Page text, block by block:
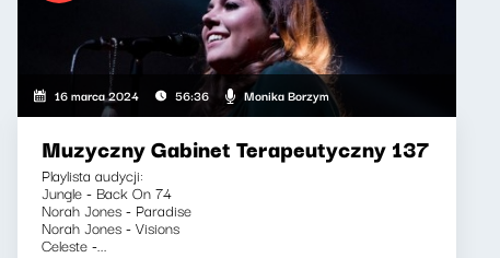
16 marca 2024 56:36 Monika Borzym
Muzyczny Gabinet Terapeutyczny 137
Playlista audycji:
Jungle - Back On 74
Norah Jones - Paradise
Norah Jones - Visions
Celeste -...